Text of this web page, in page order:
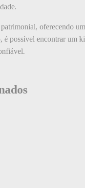
oferecendo
possível encontrar um